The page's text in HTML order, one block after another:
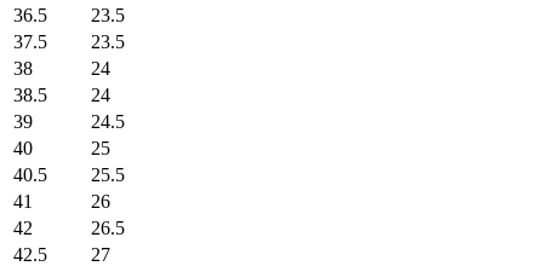
36.5
23.5
37.5
23.5
38
24
38.5
24
39
24.5
40
25
40.5
25.5
41
26
42
26.5
42.5
27